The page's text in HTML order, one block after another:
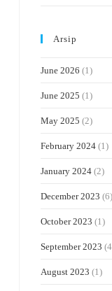
Arsip
June 2026 (1)
June 2025 (1)
May 2025 (2)
February 2024 (1)
January 2024 (2)
December 2023 (6)
October 2023 (1)
September 2023
August 2023 (1)